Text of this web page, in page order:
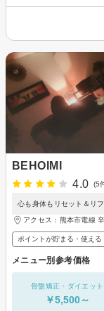
BEHOIMI
4.0
(5
心も身体もリセット＆リ
アクセス：熊本市電線
ポイントが貯まる・使える
メニュー別参考価格
骨盤矯正・ダイエット
￥5,500～